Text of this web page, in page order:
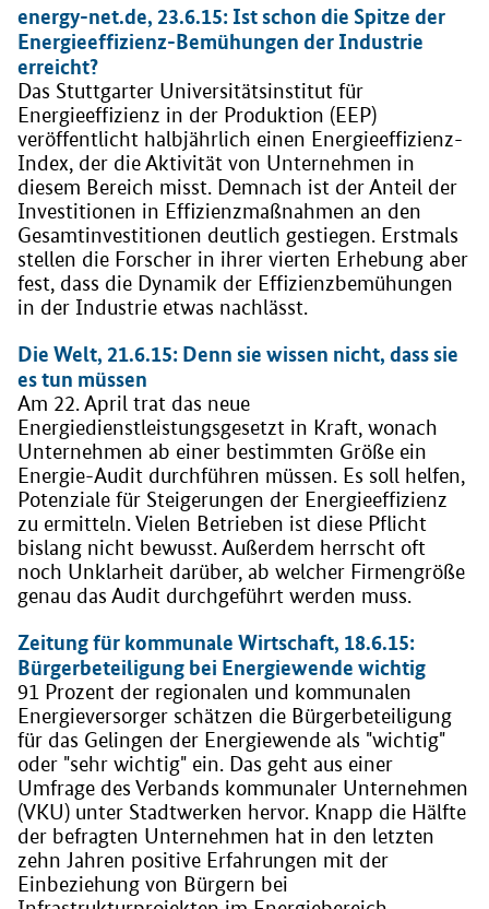
energy-net.de, 23.6.15: Ist schon die Spitze der
Energieeffizienz-Bemühungen der Industrie
erreicht?
Das Stuttgarter Universitätsinstitut für
Energieeffizienz in der Produktion (EEP)
veröffentlicht halbjährlich einen Energieeffizienz-
Index, der die Aktivität von Unternehmen in
diesem Bereich misst. Demnach ist der Anteil der
Investitionen in Effizienzmaßnahmen an den
Gesamtinvestitionen deutlich gestiegen. Erstmals
stellen die Forscher in ihrer vierten Erhebung aber
fest, dass die Dynamik der Effizienzbemühungen
in der Industrie etwas nachlässt.
Die Welt, 21.6.15: Denn sie wissen nicht, dass sie
es tun müssen
Am 22. April trat das neue
Energiedienstleistungsgesetzt in Kraft, wonach
Unternehmen ab einer bestimmten Größe ein
Energie-Audit durchführen müssen. Es soll helfen,
Potenziale für Steigerungen der Energieeffizienz
zu ermitteln. Vielen Betrieben ist diese Pflicht
bislang nicht bewusst. Außerdem herrscht oft
noch Unklarheit darüber, ab welcher Firmengröße
genau das Audit durchgeführt werden muss.
Zeitung für kommunale Wirtschaft, 18.6.15:
Bürgerbeteiligung bei Energiewende wichtig
91 Prozent der regionalen und kommunalen
Energieversorger schätzen die Bürgerbeteiligung
für das Gelingen der Energiewende als "wichtig"
oder "sehr wichtig" ein. Das geht aus einer
Umfrage des Verbands kommunaler Unternehmen
(VKU) unter Stadtwerken hervor. Knapp die Hälfte
der befragten Unternehmen hat in den letzten
zehn Jahren positive Erfahrungen mit der
Einbeziehung von Bürgern bei